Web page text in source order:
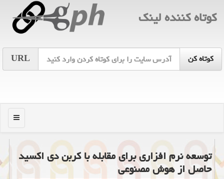
كوتاه كننده لینك
URL
منو
توسعه نرم افزاری برای مقابله با كربن دی اكسید
حاصل از هوش مصنوعی